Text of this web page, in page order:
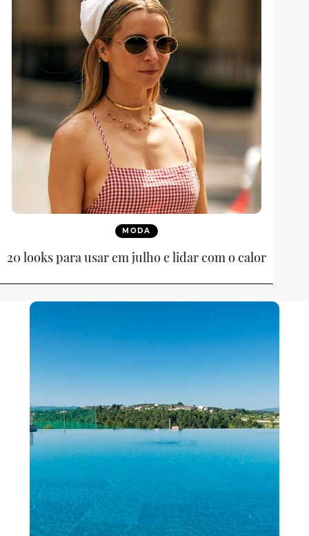
MODA
20 looks para usar em julho e lidar com o calor